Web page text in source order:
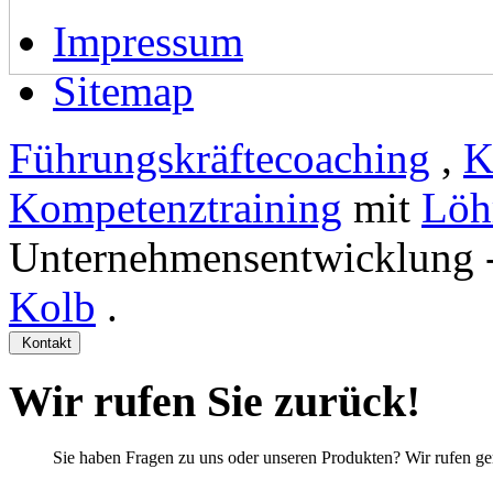
Impressum
Sitemap
Führungskräftecoaching ,
Kompetenztraining mit
Kolb .
Kontakt
Wir rufen Sie zurück!
Sie haben Fragen zu uns oder unseren Produkten? Wir rufen